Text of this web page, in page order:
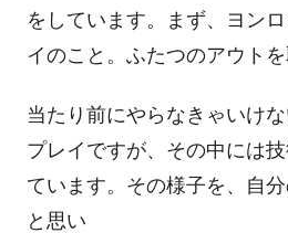
をしています。まず、ヨン
イのこと。ふたつのアウトを
当たり前にやらなきゃいけ
プレイですが、その中には
ています。その様子を、自
と思い